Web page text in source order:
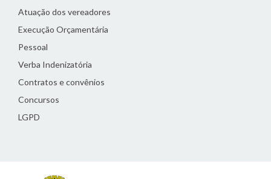
Atuação dos vereadores
Execução Orçamentária
Pessoal
Verba Indenizatória
Contratos e convênios
Concursos
LGPD